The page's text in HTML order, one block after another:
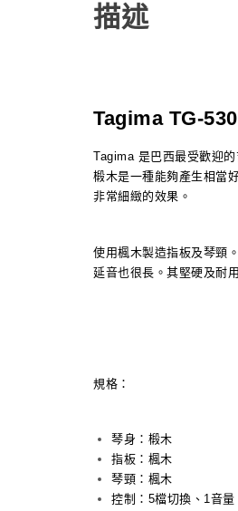
描述
Tagima TG-
Tagima 是巴西最受歡迎
椴木是一種能夠產生相當
非常細緻的效果。
使用楓木製造指板及琴頸
延音也很長。其堅硬及耐
規格：
琴身：椴木
指板：楓木
琴頸：楓木
控制：5檔切換、1音量